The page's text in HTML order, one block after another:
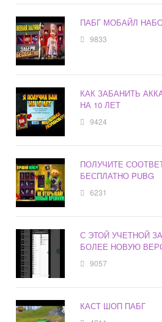
ПАБГ МОБАЙЛ
9833
КАК ЗАБАНИТЬ
НА 10 ЛЕТ
9424
ПОЛУЧИТЕ
БЕСПЛАТНО PUBG
6231
С ЭТОЙ УЧЕТНОЙ
БОЛЕЕ НОВУЮ
9057
КАСТ ШОП ПАБГ